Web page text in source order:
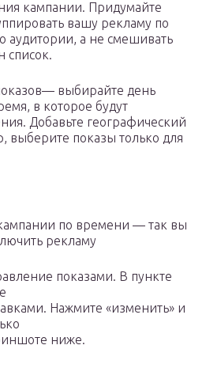
кампании. Придумайте
вашу рекламу по
аудитории, а не смешивать
список.
выбирайте день
в которое будут
Добавьте географический
выберите показы только для
по времени — так вы
рекламу
показами. В пункте
Нажмите «изменить» и
ниже.